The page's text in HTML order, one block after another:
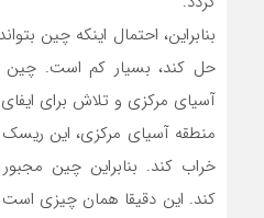
بنابراین، احتمال اینکه چین
حل کند، بسیار کم است. چین
آسیای مرکزی و تلاش برای
منطقه آسیای مرکزی، این
خراب کند. بنابراین چین
کند. این دقیقا همان چیزی